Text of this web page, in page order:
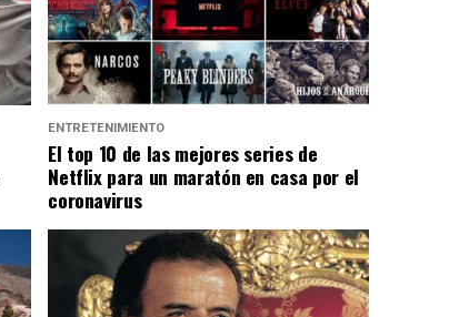
ENTRETENIMIENTO
El top 10 de las mejores series de
Netflix para un maratón en casa por el
coronavirus